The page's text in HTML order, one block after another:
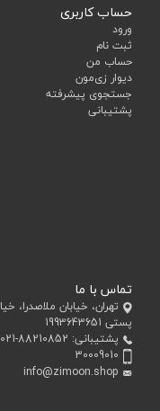
حساب کاربری
ورود
ثبت نام
حساب من
دیوار زی‌مون
جستجوی پیشرفته
پشتیبانی
تماس با ما
پستی 1993643651
پشتیبانی: 021-88210852
30009010
info@zimoon.shop